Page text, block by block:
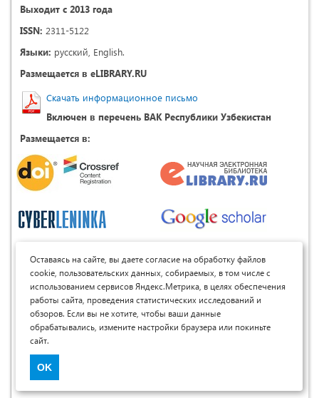
Выходит с 2013 года
ISSN: 2311-5122
Языки: русский, English.
Размещается в eLIBRARY.RU
Скачать информационное письмо
Включен в перечень ВАК Республики Узбекистан
Размещается в:
Оставаясь на сайте, вы даете согласие на обработку файлов
cookie, пользовательских данных, собираемых, в том числе с
использованием сервисов Яндекс.Метрика, в целях обеспечения
работы сайта, проведения статистических исследований и
обзоров. Если вы не хотите, чтобы ваши данные
обрабатывались, измените настройки браузера или покиньте
сайт.
OK